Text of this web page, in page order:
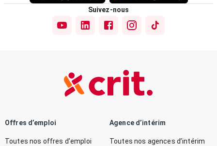
Suivez-nous
Offres d’emploi
Toutes nos offres d’emploi
Agence d’intérim
Toutes nos agences d’intérim